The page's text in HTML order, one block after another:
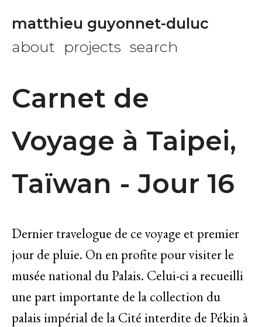
matthieu guyonnet-duluc
about projects search
Carnet de
Voyage à Taipei,
Taïwan - Jour 16
Dernier travelogue de ce voyage et premier
jour de pluie. On en profite pour visiter le
musée national du Palais. Celui-ci a recueilli
une part importante de la collection du
palais impérial de la Cité interdite de Pékin à